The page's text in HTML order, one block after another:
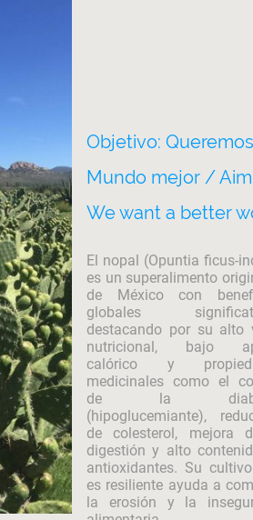
Objetivo:
Mundo mejor /
We want a better
El nopal (Opuntia ficus-
es un superalimento
de México con
globales
destacando por su alto
nutricional, bajo
calórico y
medicinales como el
de la
(hipoglucemiante),
de colesterol, mejora
digestión y alto
antioxidantes. Su
es resiliente ayuda a
la erosión y la